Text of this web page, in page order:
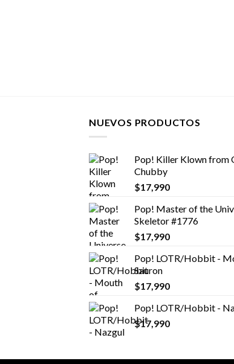
NUEVOS PRODUCTOS
Pop! Killer Klown from
Chubby
$17,990
Pop! Master of the
Skeletor #1776
$17,990
Pop! LOTR/Hobbit -
Sauron
$17,990
Pop! LOTR/Hobbit -
$17,990